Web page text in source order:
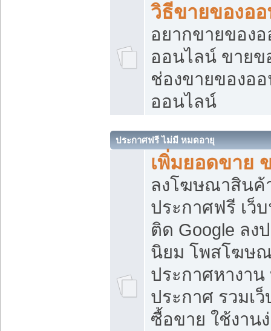
วิธีขายของอ
อยากขายของ
ออนไลน์ ขายข
ช่องขายของอ
ออนไลน์
ประกาศฟรี ไม่มี หมดอายุ
เพิ่มยอดขาย
ลงโฆษณาสิน
ประกาศฟรี เว็
ติด Google ลง
นิยม โพสโฆษ
ประกาศหางาน
ประกาศ รวมเ
ซื้อขาย ใช้งาน